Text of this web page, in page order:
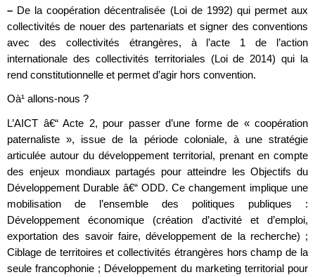
– De la coopération décentralisée (Loi de 1992) qui permet aux
collectivités de nouer des partenariats et signer des conventions
avec des collectivités étrangères, à l’acte 1 de l’action
internationale des collectivités territoriales (Loi de 2014) qui la
rend constitutionnelle et permet d’agir hors convention.
Oà¹ allons-nous ?
L’AICT â€“ Acte 2, pour passer d’une forme de « coopération
paternaliste », issue de la période coloniale, à une stratégie
articulée autour du développement territorial, prenant en compte
des enjeux mondiaux partagés pour atteindre les Objectifs du
Développement Durable â€“ ODD. Ce changement implique une
mobilisation de l’ensemble des politiques publiques :
Développement économique (création d’activité et d’emploi,
exportation des savoir faire, développement de la recherche) ;
Ciblage de territoires et collectivités étrangères hors champ de la
seule francophonie ; Développement du marketing territorial pour